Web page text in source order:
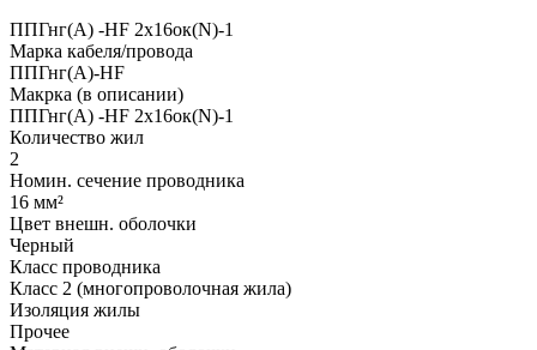
ППГнг(А) -HF 2х16ок(N)-1
Марка кабеля/провода
ППГнг(А)-HF
Макрка (в описании)
ППГнг(А) -HF 2х16ок(N)-1
Количество жил
2
Номин. сечение проводника
16 мм²
Цвет внешн. оболочки
Черный
Класс проводника
Класс 2 (многопроволочная жила)
Изоляция жилы
Прочее